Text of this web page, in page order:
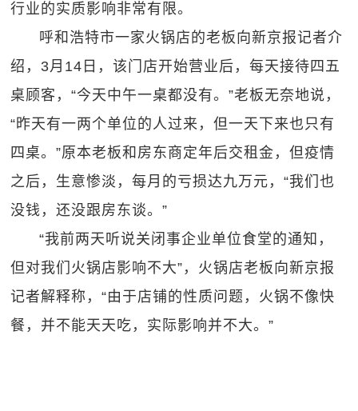
行业的实质影响非常有限。
呼和浩特市一家火锅店的老板向新京报记者介
绍，3月14日，该门店开始营业后，每天接待四五
桌顾客，“今天中午一桌都没有。”老板无奈地说，
“昨天有一两个单位的人过来，但一天下来也只有
四桌。”原本老板和房东商定年后交租金，但疫情
之后，生意惨淡，每月的亏损达九万元，“我们也
没钱，还没跟房东谈。”
“我前两天听说关闭事企业单位食堂的通知，
但对我们火锅店影响不大”，火锅店老板向新京报
记者解释称，“由于店铺的性质问题，火锅不像快
餐，并不能天天吃，实际影响并不大。”